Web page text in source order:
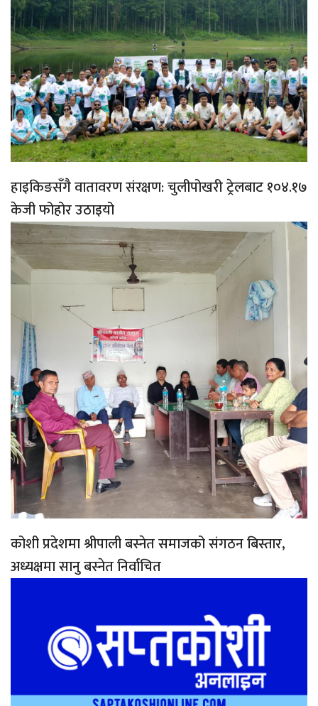
हाइकिङसँगै वातावरण संरक्षण: चुलीपोखरी ट्रेलबाट १०४.१७
केजी फोहोर उठाइयो
कोशी प्रदेशमा श्रीपाली बस्नेत समाजको संगठन बिस्तार,
अध्यक्षमा सानु बस्नेत निर्वाचित